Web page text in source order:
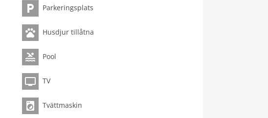
Parkeringsplats
Husdjur tillåtna
Pool
TV
Tvättmaskin